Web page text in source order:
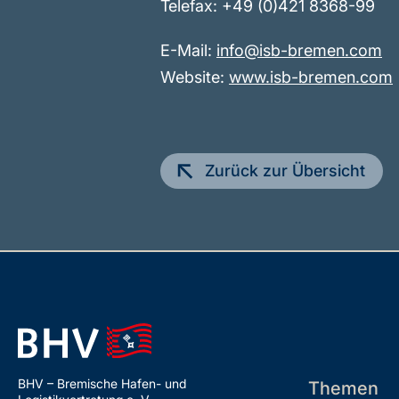
Telefax: +49 (0)421 8368-99
E-Mail: info@isb-bremen.com
Website: www.isb-bremen.com
Zurück zur Übersicht
BHV – Bremische Hafen- und
Themen